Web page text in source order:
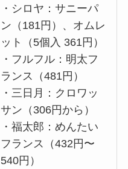
・シロヤ：サニーパ
ン（181円）、オムレ
ット（5個入 361円）
・フルフル：明太フ
ランス（481円）
・三日月：クロワッ
サン（306円から）
・福太郎：めんたい
フランス（432円〜
540円）